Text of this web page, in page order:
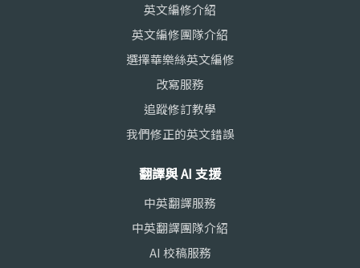
英文編修介紹
英文編修團隊介紹
選擇華樂絲英文編修
改寫服務
追蹤修訂教學
我們修正的英文錯誤
翻譯與 AI 支援
中英翻譯服務
中英翻譯團隊介紹
AI 校稿服務